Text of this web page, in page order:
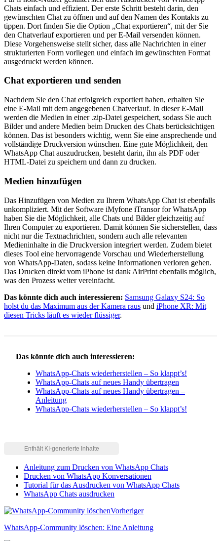
Chats einfach und effizient. Der erste Schritt besteht darin, den
gewünschten Chat zu öffnen und auf den Namen des Kontakts zu
tippen. Dort finden Sie die Option „Chat exportieren“, mit der Sie
den Chatverlauf exportieren und per E-Mail versenden können.
Diese Vorgehensweise stellt sicher, dass alle Nachrichten in einer
strukturierten Form vorliegen und einfach im gewünschten Format
ausgedruckt werden können.
Chat exportieren und senden
Nachdem Sie den Chat erfolgreich exportiert haben, erhalten Sie
eine E-Mail mit dem angegebenen Chatverlauf. In dieser E-Mail
werden die Medien in einer .zip-Datei gespeichert, sodass Sie auch
Bilder und andere Medien beim Drucken des Chats berücksichtigen
können. Das ist besonders wichtig, wenn Sie eine ansprechende und
vollständige Druckversion wünschen. Eine gute Möglichkeit, den
WhatsApp Chat auszudrucken, besteht darin, ihn als PDF oder
HTML-Datei zu speichern und dann zu drucken.
Medien hinzufügen
Das Hinzufügen von Medien zu Ihrem WhatsApp Chat ist ebenfalls
unkompliziert. Mit der Software iMyfone iTransor for WhatsApp
haben Sie die Möglichkeit, alle Chats und Bilder gleichzeitig auf
Ihren Computer zu exportieren. Damit können Sie sicherstellen, dass
nicht nur die Textnachrichten, sondern auch alle relevanten
Medieninhalte in die Druckversion integriert werden. Zudem bietet
dieses Tool eine hervorragende Vorschau und Wiederherstellung
von WhatsApp-Daten, sodass keine Informationen verloren gehen.
Das Drucken direkt vom iPhone ist dank AirPrint ebenfalls möglich,
was den Prozess weiter vereinfacht.
Das könnte dich auch interessieren: Samsung Galaxy S24: So
holst du das Maximum aus der Kamera raus und iPhone XR: Mit
diesen Tricks läuft es wieder flüssiger.
Das könnte dich auch interessieren:
WhatsApp-Chats wiederherstellen – So klappt’s!
WhatsApp-Chats auf neues Handy übertragen
WhatsApp-Chats auf neues Handy übertragen –
Anleitung
WhatsApp-Chats wiederherstellen – So klappt’s!
Anleitung zum Drucken von WhatsApp Chats
Drucken von WhatsApp Konversationen
Tutorial für das Ausdrucken von WhatsApp Chats
WhatsApp Chats ausdrucken
Vorheriger
WhatsApp-Community löschen: Eine Anleitung